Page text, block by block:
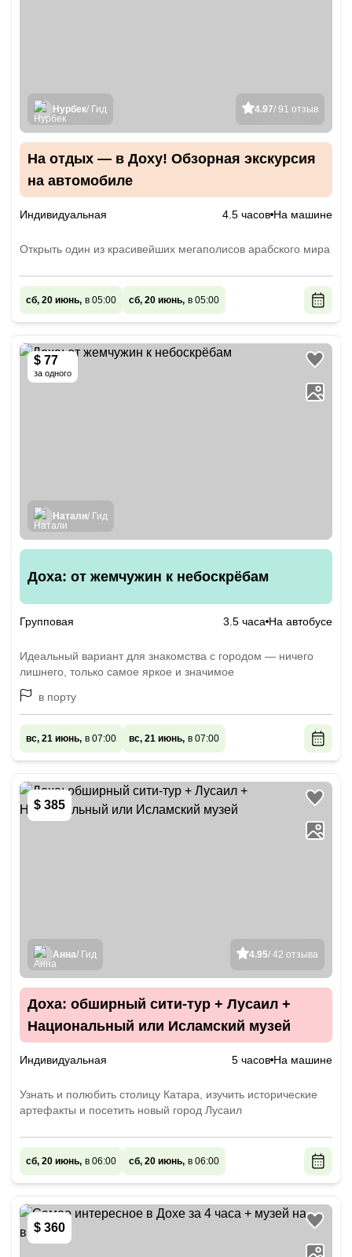
4.97/ 91 отзыв
Нурбек/ Гид
На отдых — в Доху! Обзорная экскурсия
на автомобиле
Индивидуальная 4.5 часов На машине
Открыть один из красивейших мегаполисов арабского мира
сб, 20 июнь, в 05:00 сб, 20 июнь, в 05:00
$ 77
за одного
Натали/ Гид
Доха: от жемчужин к небоскрёбам
Групповая 3.5 часа На автобусе
Идеальный вариант для знакомства с городом — ничего
лишнего, только самое яркое и значимое
в порту
вс, 21 июнь, в 07:00 вс, 21 июнь, в 07:00
$ 385
4.95/ 42 отзыва
Анна/ Гид
Доха: обширный сити-тур + Лусаил +
Национальный или Исламский музей
Индивидуальная 5 часов На машине
Узнать и полюбить столицу Катара, изучить исторические
артефакты и посетить новый город Лусаил
сб, 20 июнь, в 06:00 сб, 20 июнь, в 06:00
$ 360